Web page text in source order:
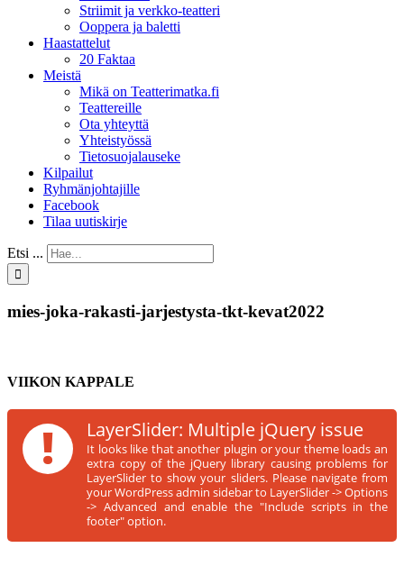
Striimit ja verkko-teatteri
Ooppera ja baletti
Haastattelut
20 Faktaa
Meistä
Mikä on Teatterimatka.fi
Teattereille
Ota yhteyttä
Yhteistyössä
Tietosuojalauseke
Kilpailut
Ryhmänjohtajille
Facebook
Tilaa uutiskirje
Etsi ...
mies-joka-rakasti-jarjestysta-tkt-kevat2022
VIIKON KAPPALE
! LayerSlider: Multiple jQuery issue
It looks like that another plugin or your theme loads an
extra copy of the jQuery library causing problems for
LayerSlider to show your sliders. Please navigate from
your WordPress admin sidebar to LayerSlider -> Options
-> Advanced and enable the "Include scripts in the
footer" option.